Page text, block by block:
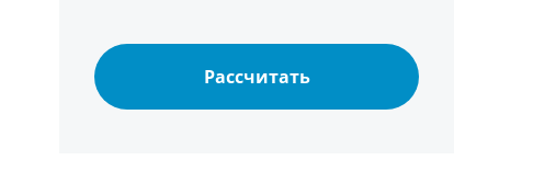
Рассчитать